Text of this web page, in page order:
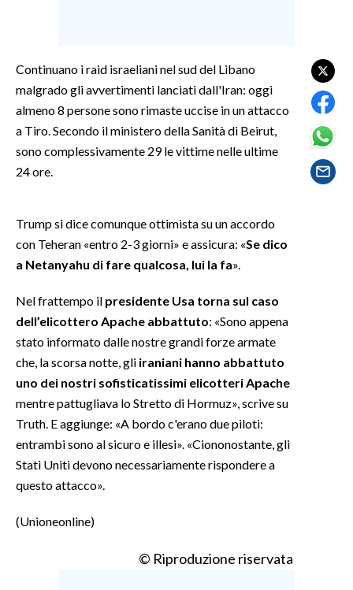
SPETTACOLI
SARDEGNA TURISMO
NOTIZIE
EVENTI
#CARAUNIONE
3 MINUTI CON
INSULARITÀ
ABBONATI
ANNUNCI
NECROLOGI
PUBBLICITÀ
Continuano i raid israeliani nel sud del Libano
malgrado gli avvertimenti lanciati dall'Iran: oggi
almeno 8 persone sono rimaste uccise in un attacco
a Tiro. Secondo il ministero della Sanità di Beirut,
sono complessivamente 29 le vittime nelle ultime
24 ore.
Trump si dice comunque ottimista su un accordo
con Teheran «entro 2-3 giorni» e assicura: «Se dico
a Netanyahu di fare qualcosa, lui la fa».
Nel frattempo il presidente Usa torna sul caso
dell’elicottero Apache abbattuto: «Sono appena
stato informato dalle nostre grandi forze armate
che, la scorsa notte, gli iraniani hanno abbattuto
uno dei nostri sofisticatissimi elicotteri Apache
mentre pattugliava lo Stretto di Hormuz», scrive su
Truth. E aggiunge: «A bordo c'erano due piloti:
entrambi sono al sicuro e illesi». «Ciononostante, gli
Stati Uniti devono necessariamente rispondere a
questo attacco».
(Unioneonline)
© Riproduzione riservata